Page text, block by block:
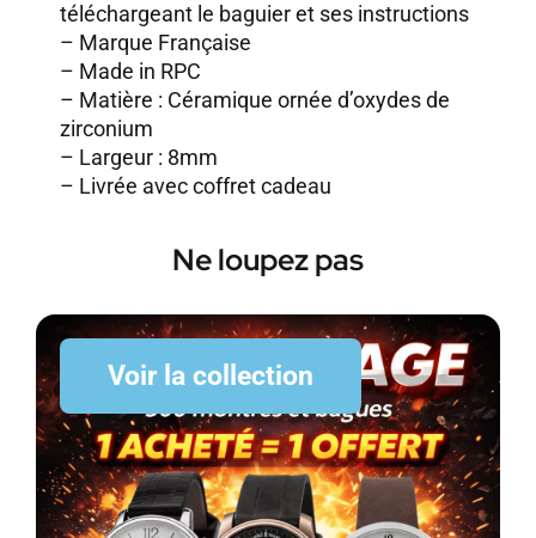
téléchargeant le baguier et ses instructions
– Marque Française
– Made in RPC
– Matière : Céramique ornée d’oxydes de
zirconium
– Largeur : 8mm
– Livrée avec coffret cadeau
Ne loupez pas
Voir la collection